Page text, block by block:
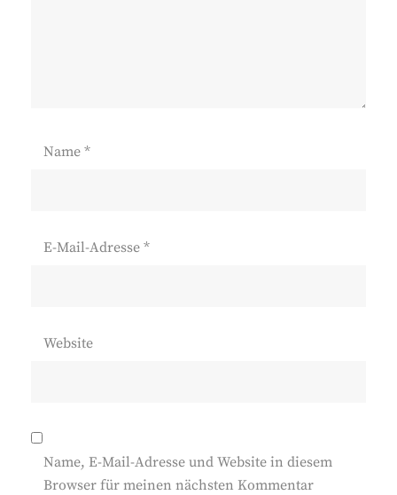
Name *
E-Mail-Adresse *
Website
Name, E-Mail-Adresse und Website in diesem
Browser für meinen nächsten Kommentar